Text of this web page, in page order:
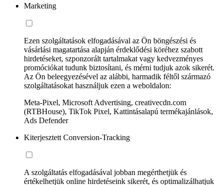
Marketing
Ezen szolgáltatások elfogadásával az Ön böngészési és
vásárlási magatartása alapján érdeklődési köréhez szabott
hirdetéseket, szponzorált tartalmakat vagy kedvezményes
promóciókat tudunk biztosítani, és mérni tudjuk azok sikerét.
Az Ön beleegyezésével az alábbi, harmadik féltől származó
szolgáltatásokat használjuk ezen a weboldalon:
Meta-Pixel, Microsoft Advertising, creativecdn.com
(RTBHouse), TikTok Pixel, Kattintásalapú termékajánlások,
Ads Defender
Kiterjesztett Conversion-Tracking
A szolgáltatás elfogadásával jobban megérthetjük és
értékelhetjük online hirdetéseink sikerét, és optimalizálhatjuk